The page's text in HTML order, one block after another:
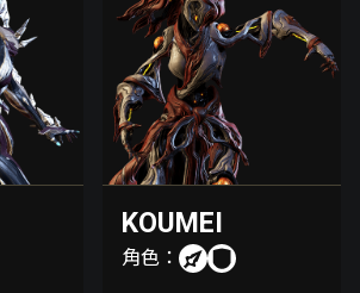
KOUMEI
角色：